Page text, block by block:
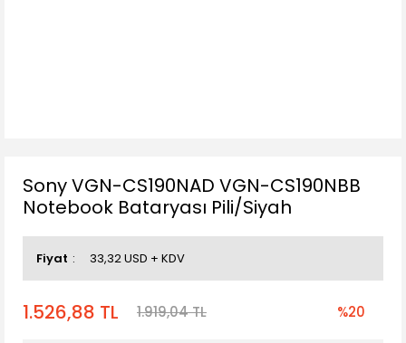
Sony VGN-CS190NAD VGN-CS190NBB
Notebook Bataryası Pili/Siyah
Fiyat 33,32 USD + KDV
1.526,88 TL 1.919,04 TL %20